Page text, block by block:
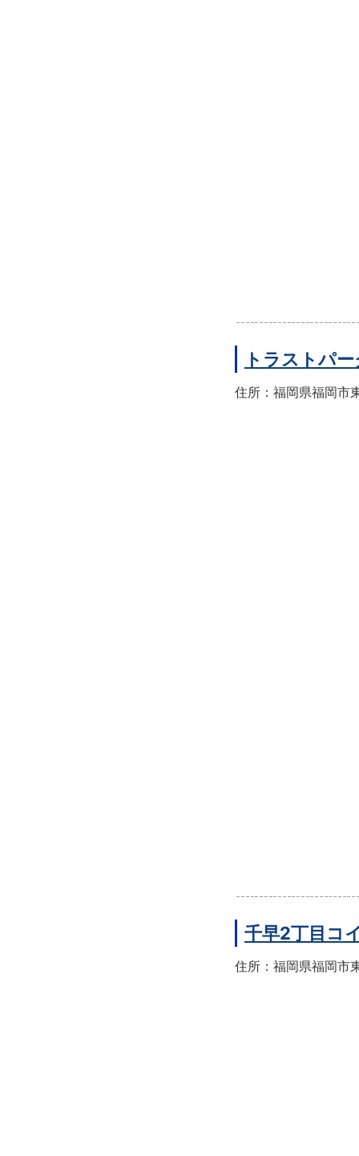
トラストパ
住所：福岡県福岡市
千早2丁目コ
住所：福岡県福岡市